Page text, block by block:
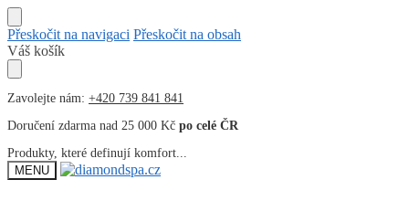
Přeskočit na navigaci Přeskočit na obsah
Váš košík
Zavolejte nám: +420 739 841 841
Doručení zdarma nad 25 000 Kč po celé ČR
Produkty, které definují komfort...
MENU